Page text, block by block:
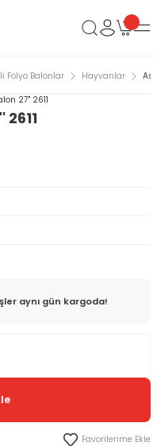
Folyo Balonlar Hayvanlar
aynı gün kargoda!